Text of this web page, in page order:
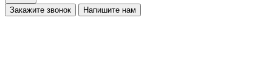
Закажите звонок
Напишите нам